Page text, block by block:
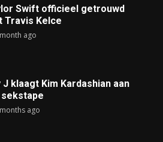
Swift officieel getrouwd
Travis Kelce
ago
J klaagt Kim Kardashian aan
sekstape
ago